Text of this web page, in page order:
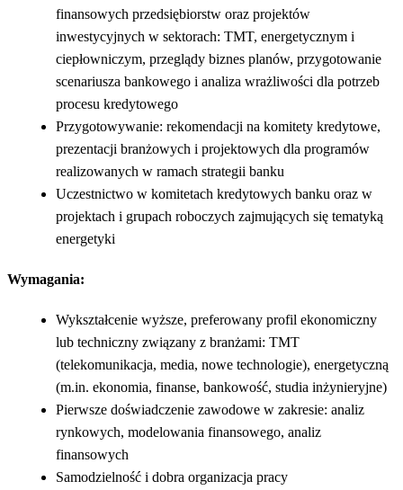
finansowych przedsiębiorstw oraz projektów
inwestycyjnych w sektorach: TMT, energetycznym i
ciepłowniczym, przeglądy biznes planów, przygotowanie
scenariusza bankowego i analiza wrażliwości dla potrzeb
procesu kredytowego
Przygotowywanie: rekomendacji na komitety kredytowe,
prezentacji branżowych i projektowych dla programów
realizowanych w ramach strategii banku
Uczestnictwo w komitetach kredytowych banku oraz w
projektach i grupach roboczych zajmujących się tematyką
energetyki
Wymagania:
Wykształcenie wyższe, preferowany profil ekonomiczny
lub techniczny związany z branżami: TMT
(telekomunikacja, media, nowe technologie), energetyczną
(m.in. ekonomia, finanse, bankowość, studia inżynieryjne)
Pierwsze doświadczenie zawodowe w zakresie: analiz
rynkowych, modelowania finansowego, analiz
finansowych
Samodzielność i dobra organizacja pracy